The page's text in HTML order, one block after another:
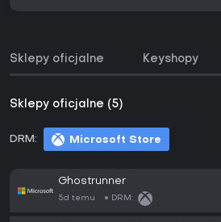
Sklepy oficjalne Keyshopy
Sklepy oficjalne (5)
DRM: Microsoft Store
Ghostrunner
5d temu DRM: